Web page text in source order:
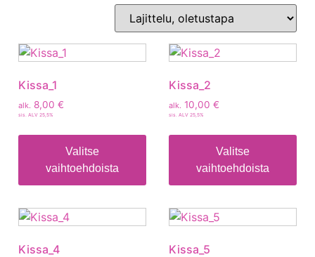
Kissa_1
alk. 8,00 €
sis. ALV 25,5%
Valitse
vaihtoehdoista
Kissa_2
alk. 10,00 €
sis. ALV 25,5%
Valitse
vaihtoehdoista
Kissa_4 Kissa_5